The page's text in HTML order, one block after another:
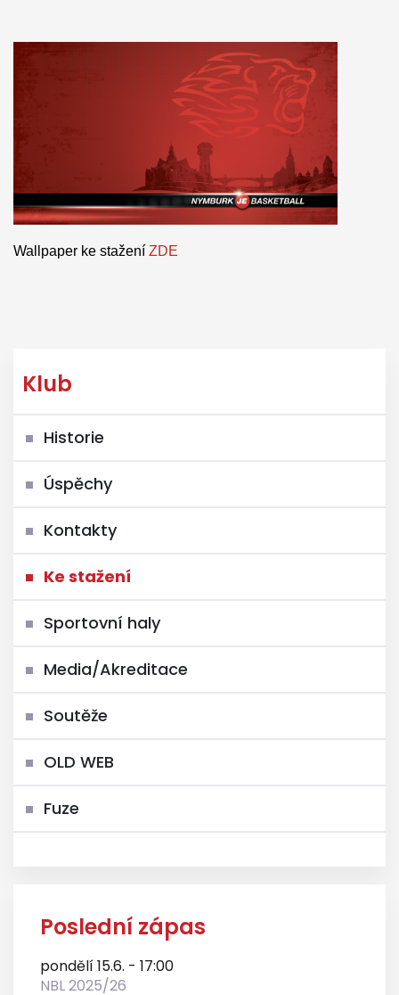
Wallpaper ke stažení ZDE
Klub
Historie
Úspěchy
Kontakty
Ke stažení
Sportovní haly
Media/Akreditace
Soutěže
OLD WEB
Fuze
Poslední zápas
pondělí 15.6. - 17:00
NBL 2025/26